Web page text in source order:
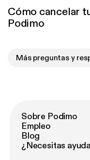
Cómo cancelar
Podimo
Más preguntas y
Sobre Podimo
Empleo
Blog
¿Necesitas